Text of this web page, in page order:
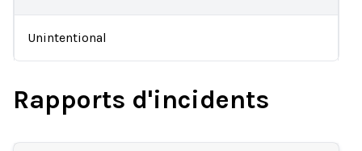
Unintentional
Rapports d'incidents